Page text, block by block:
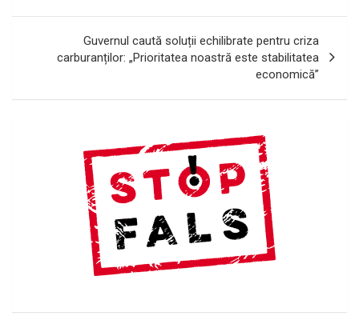
articole
Guvernul caută soluții echilibrate pentru criza
carburanților: „Prioritatea noastră este stabilitatea
economică”